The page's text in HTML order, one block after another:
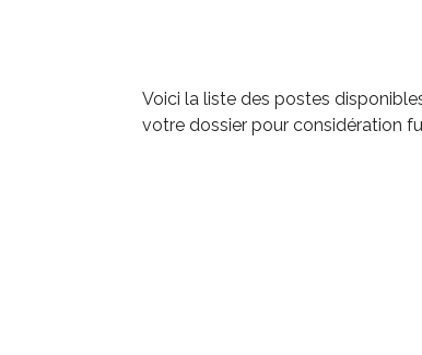
Voici la liste des postes
votre dossier pour considération